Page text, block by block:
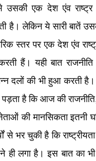
उसकी एक देश एंव
है। लेकिन ये सारी बातें
स्तर पर एक देश एंव
हैं। यही बात
दलों की भी हुआ करती
है कि आज की
की मानसिकता इतनी
से भर चुकी है कि
ही लगा है। इस बात का